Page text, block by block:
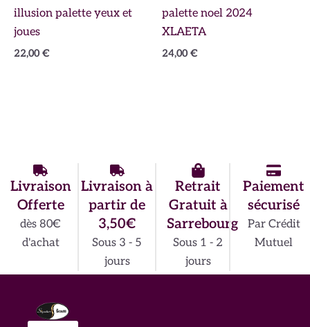
illusion palette yeux et
joues
22,00 €
palette noel 2024
XLAETA
24,00 €
Livraison
Offerte
dès 80€
d'achat
Livraison à
partir de
3,50€
Sous 3 - 5
jours
Retrait
Gratuit à
Sarrebourg
Sous 1 - 2
jours
Paiement
sécurisé
Par Crédit
Mutuel